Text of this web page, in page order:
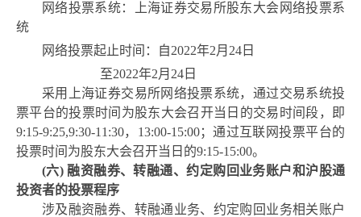
网络投票系统：
上海证券交易所股东大会网络投票系
统
网络投票起止时间：自2022年2月24日
至2022年2月24日
采用上海证券交易所网络投票系统，通过交易系统投
票平台的投票时间为股东大会召开当日的交易时间段，即
9:15-9:25,9:30-11:30，13:00-15:00；通过互联网投票平台的
投票时间为股东大会召开当日的9:15-15:00。
(六) 融资融券、转融通、约定购回业务账户和沪股通
投资者的投票程序
涉及融资融券、转融通业务、约定购回业务相关账户